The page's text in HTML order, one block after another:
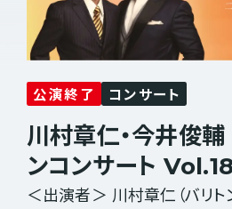
公演終了 コンサート
川村章仁・今井俊
ンコンサート
＜出演者＞ 川村章仁（バリト